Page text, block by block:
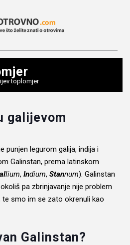
toplomjer
galijevom
punjen legurom galija, indija i
Galinstan, prema latinskom
lium, Indium, Stannum). Galinstan
pa zbrinjavanje nije problem
te smo im se zato okrenuli kao
Galinstan?